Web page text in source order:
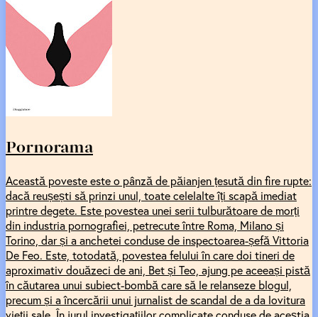
Pornorama
Această poveste este o pânză de păianjen țesută din fire rupte:
dacă reușești să prinzi unul, toate celelalte îți scapă imediat
printre degete. Este povestea unei serii tulburătoare de morți
din industria pornografiei, petrecute între Roma, Milano și
Torino, dar și a anchetei conduse de inspectoarea-șefă Vittoria
De Feo. Este, totodată, povestea felului în care doi tineri de
aproximativ douăzeci de ani, Bet și Teo, ajung pe aceeași pistă
în căutarea unui subiect-bombă care să le relanseze blogul,
precum și a încercării unui jurnalist de scandal de a da lovitura